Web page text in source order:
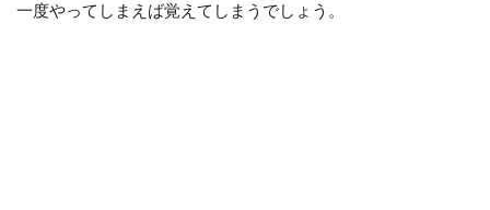
一度やってしまえば覚えてしまうでしょう。